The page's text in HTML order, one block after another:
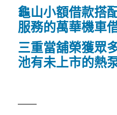
龜山小額借款搭
服務的萬華機車
三重當舖榮獲眾
池有未上市的熱